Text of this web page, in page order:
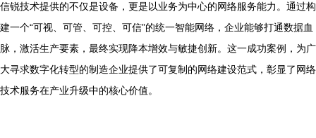
信锐技术提供的不仅是设备，更是以业务为中心的网络服务能力。通过构
建一个“可视、可管、可控、可信”的统一智能网络，企业能够打通数据血
脉，激活生产要素，最终实现降本增效与敏捷创新。这一成功案例，为广
大寻求数字化转型的制造企业提供了可复制的网络建设范式，彰显了网络
技术服务在产业升级中的核心价值。